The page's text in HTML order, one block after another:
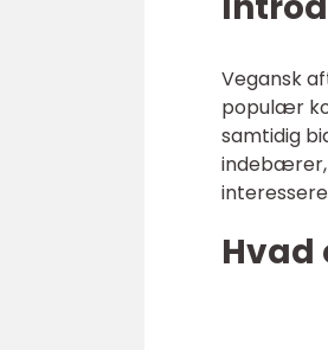
Vegansk
populær
samtidig
indebærer,
Hvad